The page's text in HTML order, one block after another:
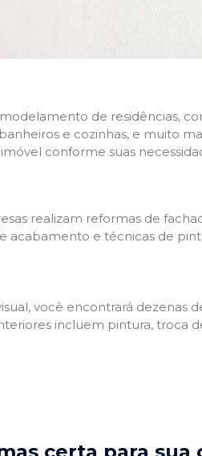
de residências,
e cozinhas, e muito
conforme suas
realizam reformas de
acabamento e técnicas de
você encontrará dezenas
incluem pintura, troca